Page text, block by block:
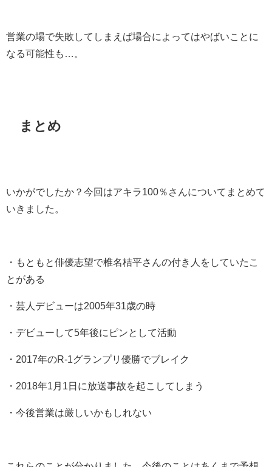
営業の場で失敗してしまえば場合によってはやばいことに
なる可能性も…。
まとめ
いかがでしたか？今回はアキラ100％さんについてまとめて
いきました。
・もともと俳優志望で椎名桔平さんの付き人をしていたこ
とがある
・芸人デビューは2005年31歳の時
・デビューして5年後にピンとして活動
・2017年のR-1グランプリ優勝でブレイク
・2018年1月1日に放送事故を起こしてしまう
・今後営業は厳しいかもしれない